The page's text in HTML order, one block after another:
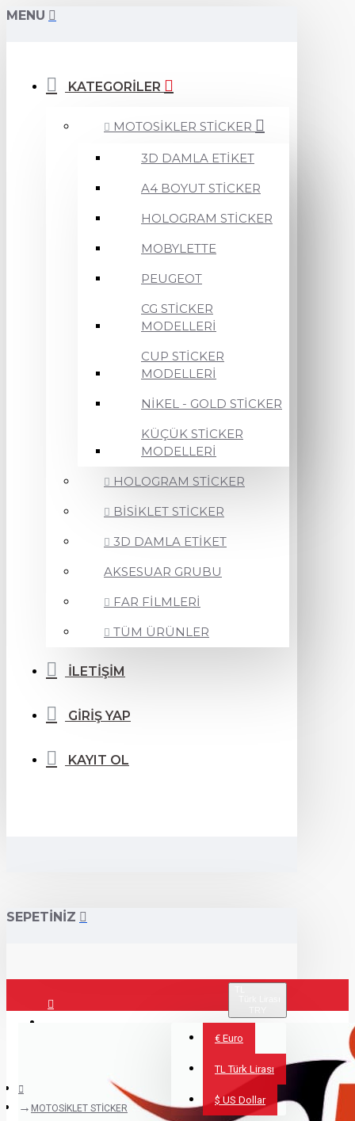
MENU
KATEGORİLER
MOTOSİKLER STİCKER
3D DAMLA ETİKET
A4 BOYUT STİCKER
HOLOGRAM STİCKER
MOBYLETTE
PEUGEOT
CG STİCKER
MODELLERİ
CUP STİCKER
MODELLERİ
NİKEL - GOLD STİCKER
KÜÇÜK STİCKER
MODELLERİ
HOLOGRAM STİCKER
BİSİKLET STİCKER
3D DAMLA ETİKET
AKSESUAR GRUBU
FAR FİLMLERİ
TÜM ÜRÜNLER
İLETİŞİM
GİRİŞ YAP
KAYIT OL
SEPETİNİZ
€ Euro
TL Türk Lirası
$ US Dollar
MOTOSİKLET STİCKER